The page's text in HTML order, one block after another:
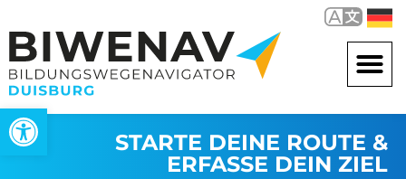
Werkzeugleiste öffnen
STARTE DEINE ROUTE &
ERFASSE DEIN ZIEL